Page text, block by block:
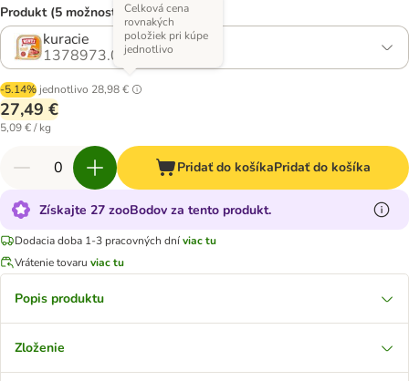
Produkt (5 možností)
kuracie
1378973.0
-5.14% jednotlivo 28,98 €
Celková cena
rovnakých
položiek pri kúpe
jednotlivo
27,49 €
5,09 € / kg
Pridať do košíkaPridať do košíka
Získajte 27 zooBodov za tento produkt.
Dodacia doba 1-3 pracovných dníviac tu
Vrátenie tovaru viac tu
Popis produktu
Zloženie